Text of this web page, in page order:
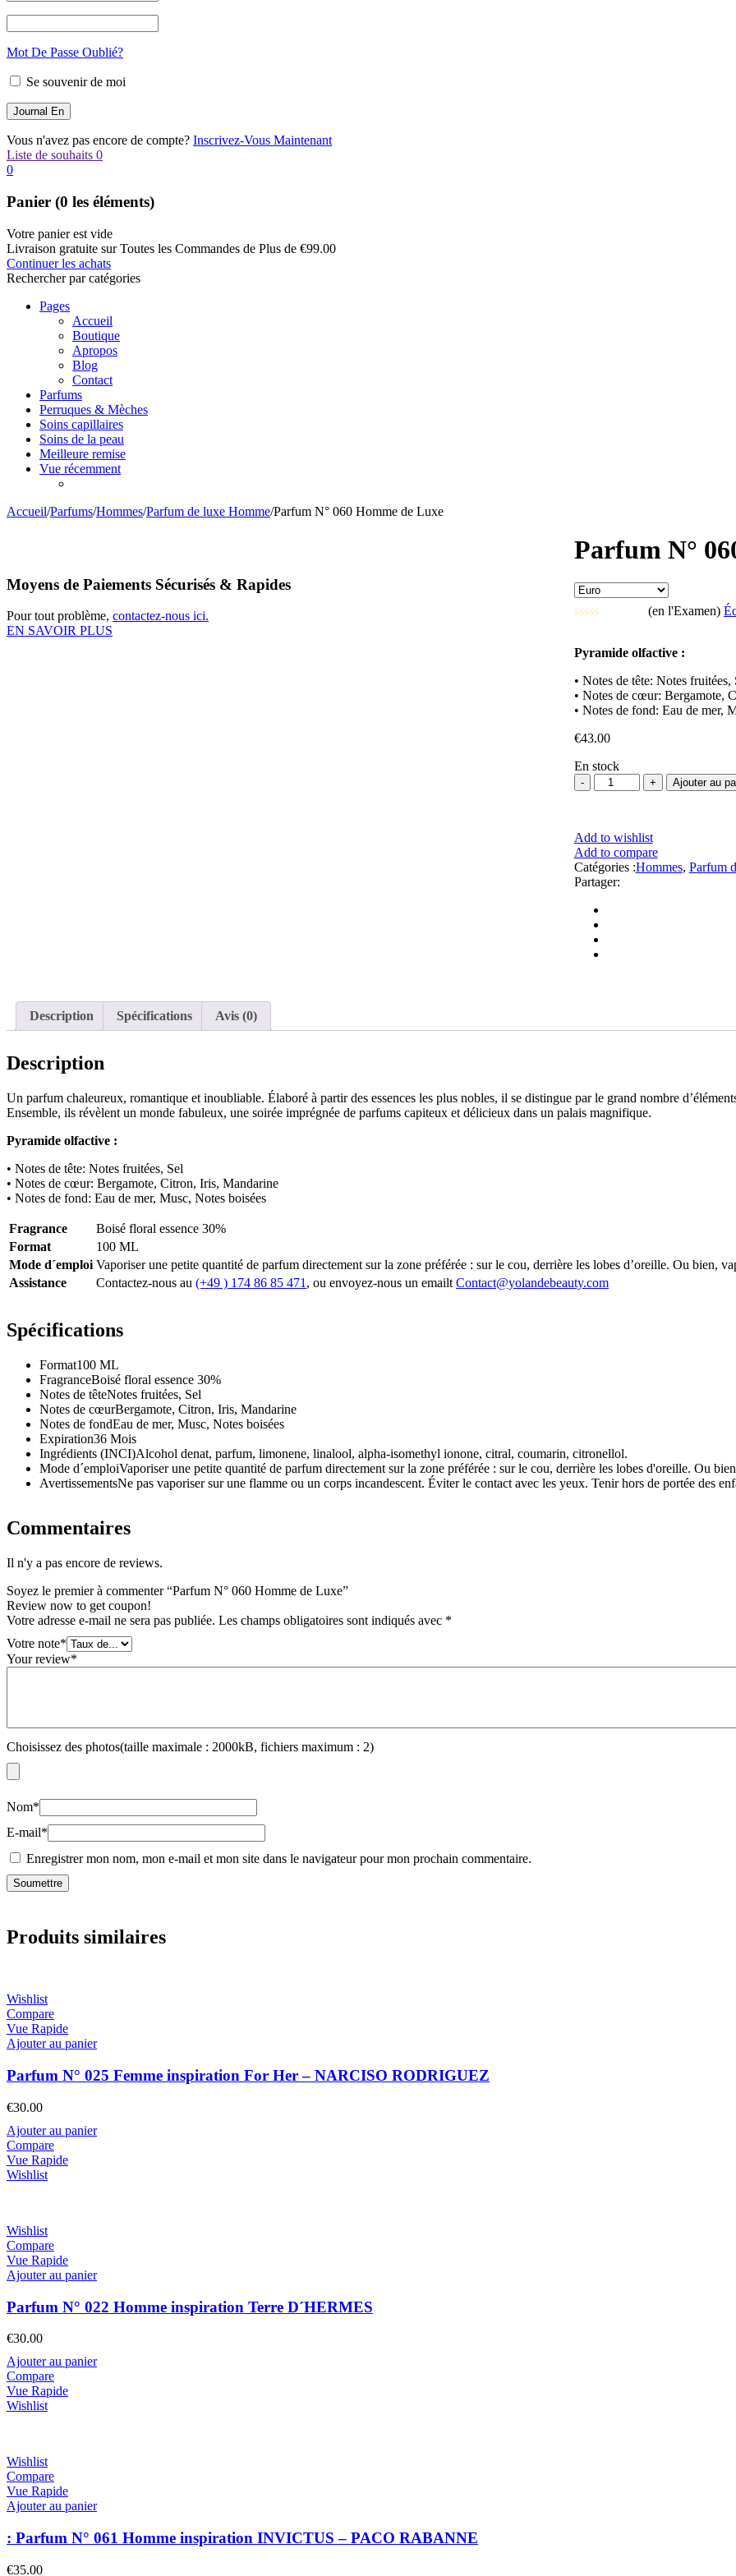
Mot De Passe Oublié?
Se souvenir de moi
Vous n'avez pas encore de compte? Inscrivez-Vous Maintenant
Liste de souhaits 0
0
Panier (0 les éléments)
Votre panier est vide
Livraison gratuite sur Toutes les Commandes de Plus de €99.00
Continuer les achats
Rechercher par catégories
Pages
Accueil
Boutique
Apropos
Blog
Contact
Parfums
Perruques & Mèches
Soins capillaires
Soins de la peau
Meilleure remise
Vue récemment
Accueil/Parfums/Hommes/Parfum de luxe Homme/Parfum N° 060 Homme de Luxe
Parfum N°
sur
(en l'Examen)
Pyramide olfactive :
• Notes de tête: Notes fruitées,
• Notes de cœur: Bergamote,
• Notes de fond: Eau de mer,
€43.00
En stock
quantité
de
060
Homme
de
Luxe
Ajouter au
Add to wishlist
Add to compare
Catégories :Hommes, Parfum
Partager:
Moyens de Paiements Sécurisés & Rapides
Pour tout problème, contactez-nous ici.
EN SAVOIR PLUS
Description Spécifications Avis (0)
Description
Un parfum chaleureux, romantique et inoubliable. Élaboré à partir des essences les plus nobles, il se distingue par le grand nombre
Ensemble, ils révèlent un monde fabuleux, une soirée imprégnée de parfums capiteux et délicieux dans un palais magnifique.
Pyramide olfactive :
• Notes de tête: Notes fruitées, Sel
• Notes de cœur: Bergamote, Citron, Iris, Mandarine
• Notes de fond: Eau de mer, Musc, Notes boisées
Fragrance
Boisé floral essence 30%
Format
100 ML
Mode d´emploi Vaporiser une petite quantité de parfum directement sur la zone préférée : sur le cou, derrière les lobes d’oreille. Ou bien,
Assistance
Contactez-nous au (+49 ) 174 86 85 471 , ou envoyez-nous un emailt Contact@yolandebeauty.com
Spécifications
Format100 ML
FragranceBoisé floral essence 30%
Notes de têteNotes fruitées, Sel
Notes de cœurBergamote, Citron, Iris, Mandarine
Notes de fondEau de mer, Musc, Notes boisées
Expiration36 Mois
Ingrédients (INCI)Alcohol denat, parfum, limonene, linalool, alpha-isomethyl ionone, citral, coumarin, citronellol.
Mode d´emploiVaporiser une petite quantité de parfum directement sur la zone préférée : sur le cou, derrière les lobes d'oreille. Ou
AvertissementsNe pas vaporiser sur une flamme ou un corps incandescent. Éviter le contact avec les yeux. Tenir hors de portée des
Commentaires
Il n'y a pas encore de reviews.
Soyez le premier à commenter “Parfum N° 060 Homme de Luxe”
Review now to get coupon!
Votre adresse e-mail ne sera pas publiée. Les champs obligatoires sont indiqués avec *
Votre note*
Your review*
Choisissez des photos(taille maximale : 2000kB, fichiers maximum : 2)
Nom*
E-mail*
Enregistrer mon nom, mon e-mail et mon site dans le navigateur pour mon prochain commentaire.
Produits similaires
Wishlist
Compare
Vue Rapide
Ajouter au panier
Parfum N° 025 Femme inspiration For Her – NARCISO RODRIGUEZ
€30.00
Ajouter au panier
Compare
Vue Rapide
Wishlist
Wishlist
Compare
Vue Rapide
Ajouter au panier
Parfum N° 022 Homme inspiration Terre D´HERMES
€30.00
Ajouter au panier
Compare
Vue Rapide
Wishlist
Wishlist
Compare
Vue Rapide
Ajouter au panier
: Parfum N° 061 Homme inspiration INVICTUS – PACO RABANNE
€35.00